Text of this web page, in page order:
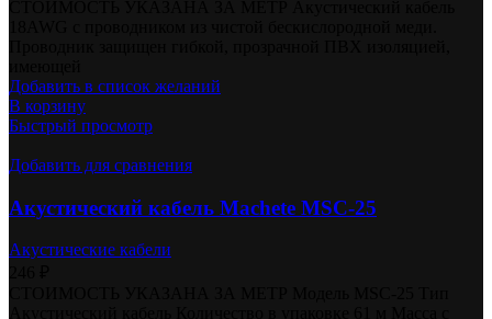
Добавить в список желаний
В корзину
Быстрый просмотр
Добавить для сравнения
Акустический кабель Machete MSC-25
Акустические кабели